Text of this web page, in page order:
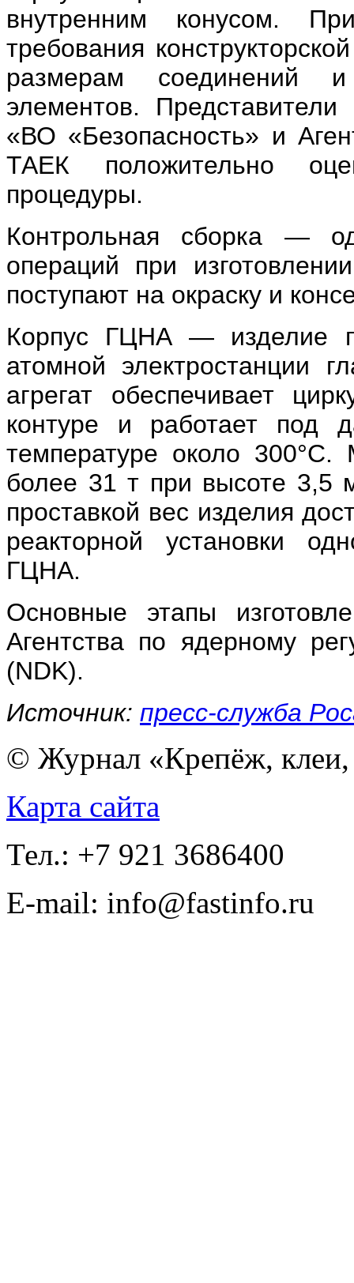
внутренним конусом.
требования
размерам соединений
элементов.
«ВО «Безопасность» и
ТАЕК положительно
процедуры.
Контрольная сборка —
операций при
поступают на окраску и
Корпус ГЦНА — изделие
атомной электростанции
агрегат обеспечивает
контуре и работает
температуре около 300°С.
более 31 т при высоте
проставкой вес изделия
реакторной установки
ГЦНА.
Основные этапы
Агентства по ядерному
(NDK).
Источник: пресс-служба
© Журнал «Крепёж, клеи,
Карта сайта
Тел.: +7 921 3686400
E-mail: info@fastinfo.ru